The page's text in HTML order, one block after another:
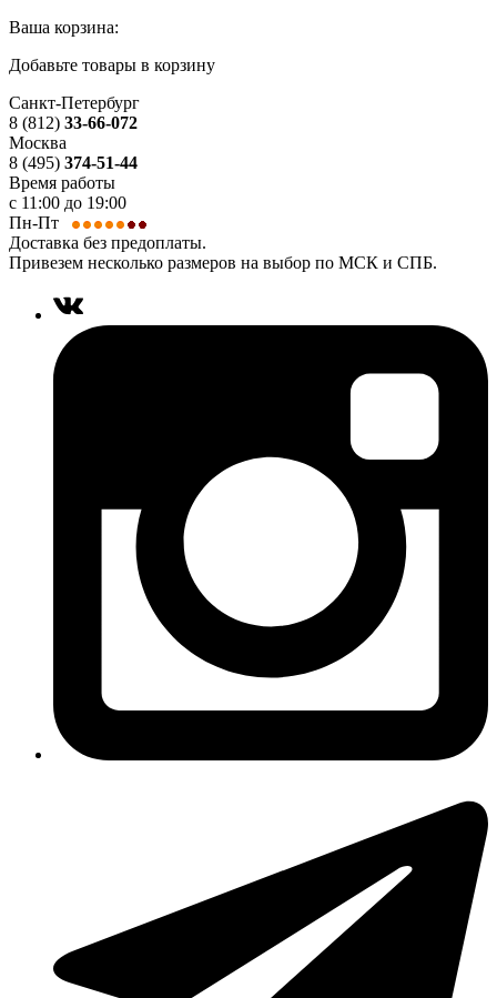
Ваша корзина:
Добавьте товары в корзину
Санкт-Петербург
8 (812) 33-66-072
Москва
8 (495) 374-51-44
Время работы
с 11:00 до 19:00
Пн-Пт
Доставка без предоплаты.
Привезем несколько размеров на выбор по МСК и СПБ.